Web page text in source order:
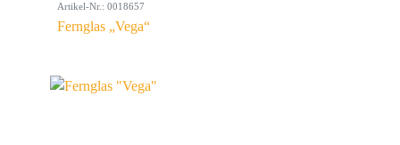
Artikel-Nr.: 0018657
Fernglas „Vega“